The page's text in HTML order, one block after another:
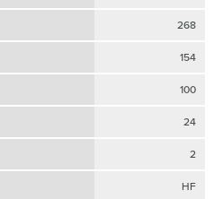
268
154
100
24
2
HF